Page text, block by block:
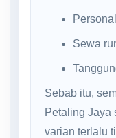
Sewa
Sebab itu,
Petaling Jaya
varian terlalu